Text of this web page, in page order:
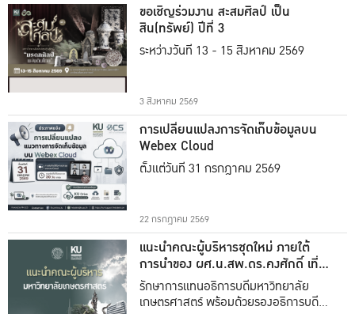
ขอเชิญร่วมงาน สะสมศิลป์ เป็น
สิน(ทรัพย์) ปีที่ 3
ระหว่างวันที่ 13 - 15 สิงหาคม 2569
3 สิงหาคม 2569
การเปลี่ยนแปลงการจัดเก็บข้อมูลบน
Webex Cloud
ตั้งแต่วันที่ 31 กรกฎาคม 2569
22 กรกฎาคม 2569
แนะนำคณะผู้บริหารชุดใหม่ ภายใต้
การนำของ ผศ.น.สพ.ดร.คงศักดิ์ เที่ยง
ธรรม
รักษาการแทนอธิการบดีมหาวิทยาลัย
เกษตรศาสตร์ พร้อมด้วยรองอธิการบดีทั้ง